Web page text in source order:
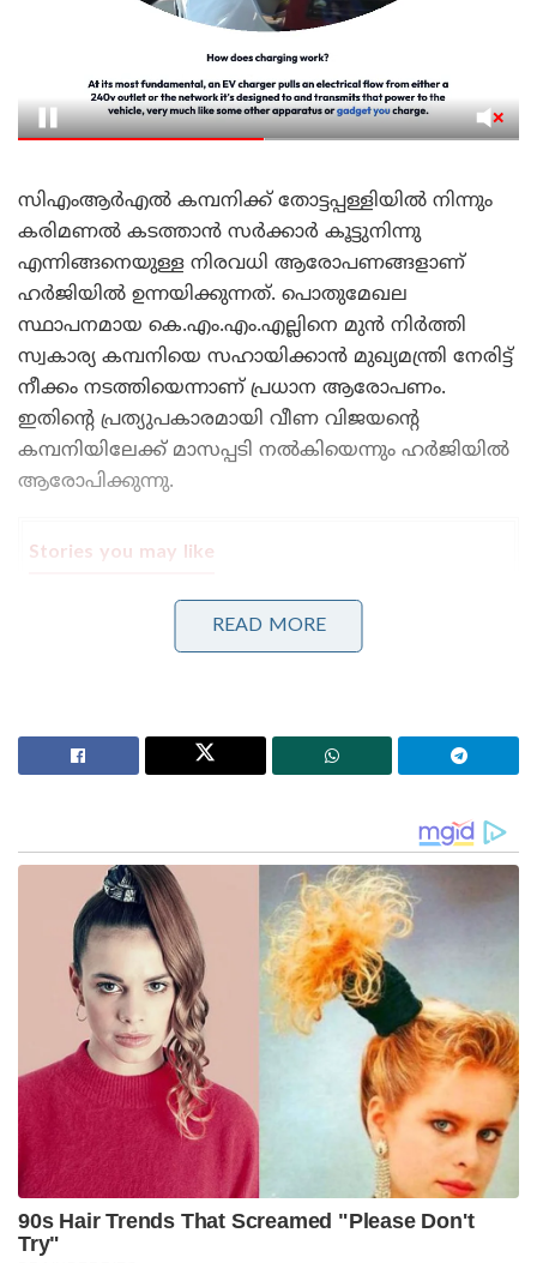
സിഎംആർഎൽ കമ്പനിക്ക് തോട്ടപ്പള്ളിയിൽ നിന്നും
കരിമണൽ കടത്താൻ സർക്കാർ കൂട്ടുനിന്നു
എന്നിങ്ങനെയുള്ള നിരവധി ആരോപണങ്ങളാണ്
ഹർജിയിൽ ഉന്നയിക്കുന്നത്. പൊതുമേഖല
സ്ഥാപനമായ കെ.എം.എം.എല്ലിനെ മുൻ നിർത്തി
സ്വകാര്യ കമ്പനിയെ സഹായിക്കാൻ മുഖ്യമന്ത്രി നേരിട്ട്
നീക്കം നടത്തിയെന്നാണ് പ്രധാന ആരോപണം.
ഇതിന്റെ പ്രത്യുപകാരമായി വീണ വിജയന്റെ
കമ്പനിയിലേക്ക് മാസപ്പടി നൽകിയെന്നും ഹർജിയിൽ
ആരോപിക്കുന്നു.
Stories you may like
‘തമിഴ്‌നാട്ടിലെ ബസ് കണ്ടിട്ടുണ്ടോ?, നമ്മുടെ KSRTC
ബസിൽ ഡ്രൈവറോ കണ്ടക്ടറോ ഒരു തുള്ളി
വെള്ളമൊഴിക്കുന്നത് കണ്ടിട്ടുണ്ടോ?’: രമേശ്
ന്യൂനമർദ്ദ സാദ്ധ്യത; കടലിൽ പോകരുതെന്ന് നിർദ്ദേശം!
സർക്കാർ അഭിഭാഷകൻ ഇതെല്ലാം എതിർക്കുകയും
ചെയ്തു. കേസ് അപൂർണമാണെന്നും ഹർജിയിൽ
ഏത് തരത്തിലുള്ള അന്വേഷണം വേണമെന്ന്
കൃത്യമായി പറയുന്നില്ല എന്നുമായിരുന്നു സർക്കാരിന്റെ
വാദം. എന്നാൽ ഏത് തരത്തിലുള്ള അന്വേഷണം
വേണം എന്നത് പരാതിക്കാരനല്ല പറയേണ്ടത്. ഹർജി
പരിശോധിച്ച് കോടതിയാണ് ഏത് തരത്തിലുള്ള
അന്വേഷണം വേണമെന്ന് അറിയിക്കേണ്ടത് എന്ന്
പരാതിക്കാരൻ അറിയിക്കുകയും ചെയ്തു. തുടർന്ന്
കോടതി ഹർജി സ്വീകരിക്കുകയും ചെയ്തു.
കഴിഞ്ഞ ദിവസം മാത്യു കുഴൽനാടൻ
തോട്ടപ്പള്ളിയിലെ കരിമണൽ ഖനന വിഷയത്തിൽ
മുഖ്യമന്ത്രിക്കെതിരെ ആരോപണം ഉന്നയിച്ചിരുന്നു.
മുഖ്യമന്ത്രി സിഎംആർഎൽ കമ്പനിക്കായി
READ MORE